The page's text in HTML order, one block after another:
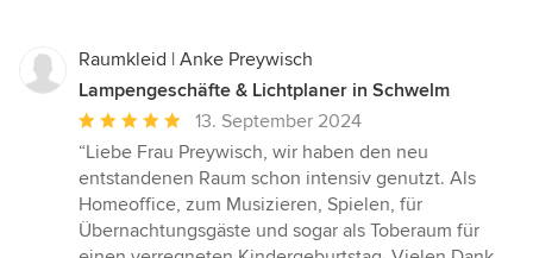
Raumkleid | Anke Preywisch
Lampengeschäfte & Lichtplaner in Schwelm
Durchschnittliche
Bewertung:
5
von
5
Sternen
13. September 2024
“Liebe Frau Preywisch, wir haben den neu
entstandenen Raum schon intensiv genutzt. Als
Homeoffice, zum Musizieren, Spielen, für
Übernachtungsgäste und sogar als Toberaum für